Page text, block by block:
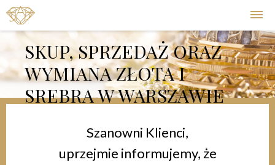
SKUP, SPRZEDAŻ ORAZ
WYMIANA ZŁOTA I
SREBRA W WARSZAWIE
Szanowni Klienci,
uprzejmie informujemy, że